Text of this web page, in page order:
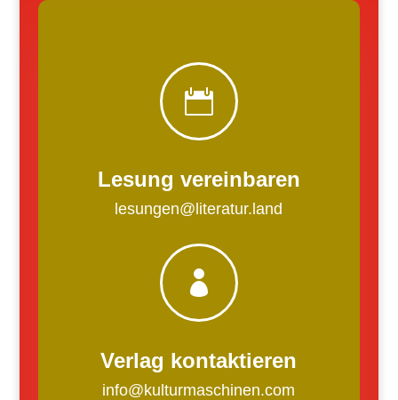

Lesung vereinbaren
lesungen@literatur.land

Verlag kontaktieren
info@kulturmaschinen.com